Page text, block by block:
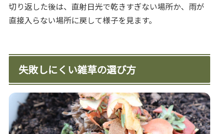
切り返した後は、直射日光で乾きすぎない場所か、雨が
直接入らない場所に戻して様子を見ます。
失敗しにくい雑草の選び方